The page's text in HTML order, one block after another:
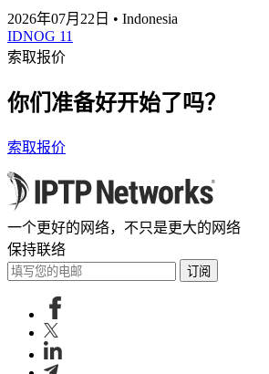
2026年07月22日 • Indonesia
IDNOG 11
索取报价
你们准备好开始了吗？
索取报价
一个更好的网络，不只是更大的网络
保持联络
订阅